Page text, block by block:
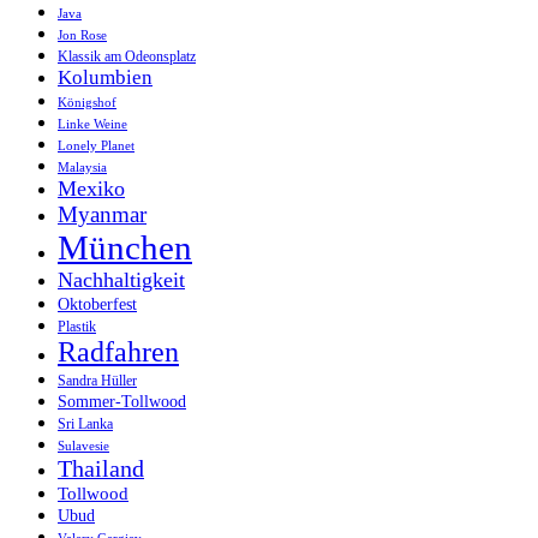
Java
Jon Rose
Klassik am Odeonsplatz
Kolumbien
Königshof
Linke Weine
Lonely Planet
Malaysia
Mexiko
Myanmar
München
Nachhaltigkeit
Oktoberfest
Plastik
Radfahren
Sandra Hüller
Sommer-Tollwood
Sri Lanka
Sulavesie
Thailand
Tollwood
Ubud